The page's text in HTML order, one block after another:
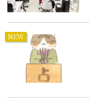
NEW